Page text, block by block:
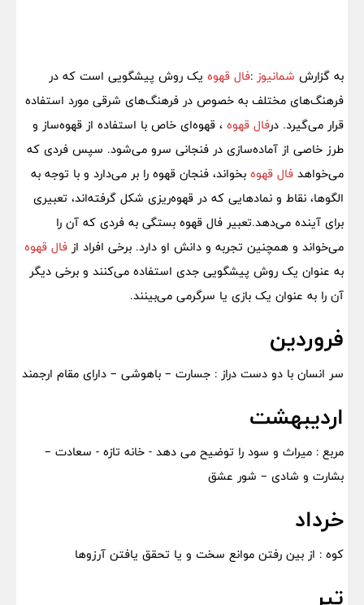
به گزارش شمانیوز :فال قهوه یک روش پیشگویی است که در
فرهنگ‌های مختلف به خصوص در فرهنگ‌های شرقی مورد استفاده
قرار می‌گیرد. درفال قهوه ، قهوه‌ای خاص با استفاده از قهوه‌ساز و
طرز خاصی از آماده‌سازی در فنجانی سرو می‌شود. سپس فردی که
می‌خواهد فال قهوه بخواند، فنجان قهوه را بر می‌دارد و با توجه به
الگوها، نقاط و نمادهایی که در قهوه‌ریزی شکل گرفته‌اند، تعبیری
برای آینده می‌دهد.تعبیر فال قهوه بستگی به فردی که آن را
می‌خواند و همچنین تجربه و دانش او دارد. برخی افراد از فال قهوه
به عنوان یک روش پیشگویی جدی استفاده می‌کنند و برخی دیگر
آن را به عنوان یک بازی یا سرگرمی می‌بینند.
فروردین
سر انسان با دو دست دراز : جسارت – باهوشی – دارای مقام ارجمند
اردیبهشت
مربع : میراث و سود را توضیح می دهد - خانه تازه - سعادت –
بشارت و شادی – شور عشق
خرداد
کوه : از بین رفتن موانع سخت و یا تحقق یافتن آرزوها
تیر